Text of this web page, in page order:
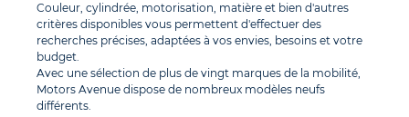
Couleur, cylindrée, motorisation, matière et bien d'autres
critères disponibles vous permettent d'effectuer des
recherches précises, adaptées à vos envies, besoins et votre
budget.
Avec une sélection de plus de vingt marques de la mobilité,
Motors Avenue dispose de nombreux modèles neufs
différents.